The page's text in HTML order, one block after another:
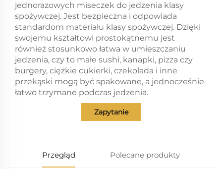
jednorazowych miseczek do jedzenia klasy
spożywczej. Jest bezpieczna i odpowiada
standardom materiału klasy spożywczej. Dzięki
swojemu kształtowi prostokątnemu jest
również stosunkowo łatwa w umieszczaniu
jedzenia, czy to małe sushi, kanapki, pizza czy
burgery, ciężkie cukierki, czekolada i inne
przekąski mogą być spakowane, a jednocześnie
łatwo trzymane podczas jedzenia.
Zapytanie
Przegląd Polecane produkty